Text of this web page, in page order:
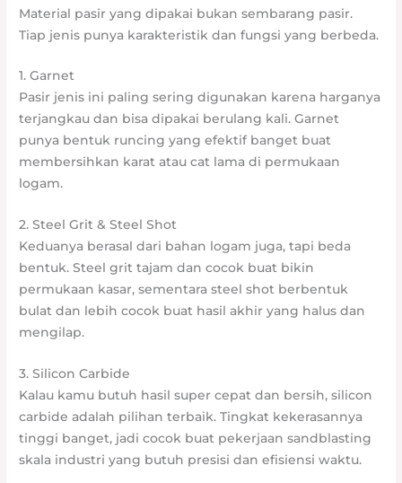
Material pasir yang dipakai bukan sembarang pasir.
Tiap jenis punya karakteristik dan fungsi yang berbeda.
1. Garnet
Pasir jenis ini paling sering digunakan karena harganya
terjangkau dan bisa dipakai berulang kali. Garnet
punya bentuk runcing yang efektif banget buat
membersihkan karat atau cat lama di permukaan
logam.
2. Steel Grit & Steel Shot
Keduanya berasal dari bahan logam juga, tapi beda
bentuk. Steel grit tajam dan cocok buat bikin
permukaan kasar, sementara steel shot berbentuk
bulat dan lebih cocok buat hasil akhir yang halus dan
mengilap.
3. Silicon Carbide
Kalau kamu butuh hasil super cepat dan bersih, silicon
carbide adalah pilihan terbaik. Tingkat kekerasannya
tinggi banget, jadi cocok buat pekerjaan sandblasting
skala industri yang butuh presisi dan efisiensi waktu.